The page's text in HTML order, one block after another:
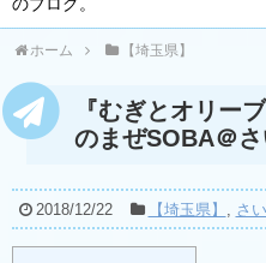
のブログ。
ホーム 【埼玉県】
『むぎとオリー
のまぜSOBA＠
2018/12/22 【埼玉県】 , さ